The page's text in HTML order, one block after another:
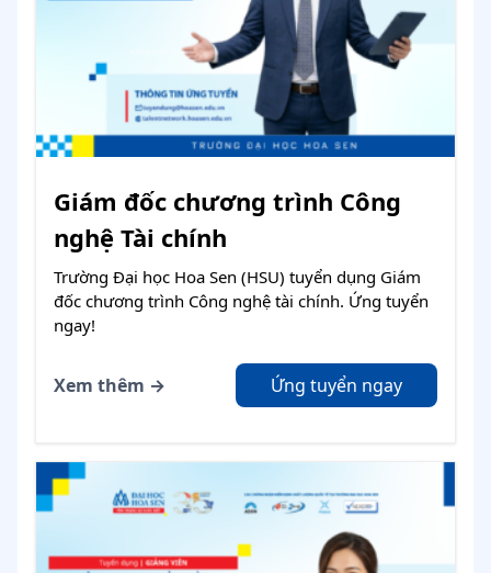
Giám đốc chương trình Công
nghệ Tài chính
Trường Đại học Hoa Sen (HSU) tuyển dụng Giám
đốc chương trình Công nghệ tài chính. Ứng tuyển
ngay!
Xem thêm → Ứng tuyển ngay